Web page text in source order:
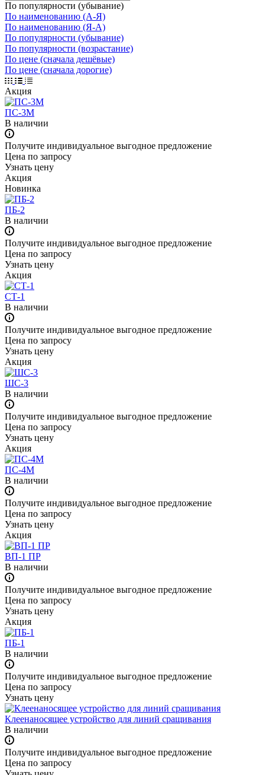
По популярности (убывание)
По наименованию (А-Я)
По наименованию (Я-А)
По популярности (убывание)
По популярности (возрастание)
По цене (сначала дешёвые)
По цене (сначала дорогие)
Акция
ПС-3М
В наличии
Получите индивидуальное выгодное предложение
Цена по запросу
Узнать цену
Акция
Новинка
ПБ-2
В наличии
Получите индивидуальное выгодное предложение
Цена по запросу
Узнать цену
Акция
СТ-1
В наличии
Получите индивидуальное выгодное предложение
Цена по запросу
Узнать цену
Акция
ШС-3
В наличии
Получите индивидуальное выгодное предложение
Цена по запросу
Узнать цену
Акция
ПС-4М
В наличии
Получите индивидуальное выгодное предложение
Цена по запросу
Узнать цену
Акция
ВП-1 ПР
В наличии
Получите индивидуальное выгодное предложение
Цена по запросу
Узнать цену
Акция
ПБ-1
В наличии
Получите индивидуальное выгодное предложение
Цена по запросу
Узнать цену
Клеенаносящее устройство для линий сращивания
В наличии
Получите индивидуальное выгодное предложение
Цена по запросу